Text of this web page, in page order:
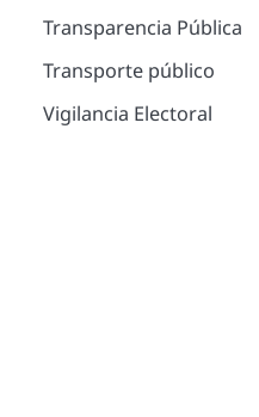
Transparencia Pública
Transporte público
Vigilancia Electoral